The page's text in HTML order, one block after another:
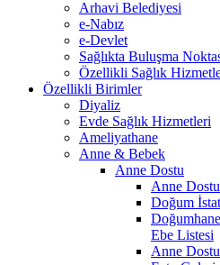
Arhavi Belediyesi
e-Nabız
e-Devlet
Sağlıkta Buluşma
Özellikli Sağlık
Özellikli Birimler
Diyaliz
Evde Sağlık Hizmetleri
Ameliyathane
Anne & Bebek
Anne Dostu
Anne
Doğum
Ebe Listesi
Anne